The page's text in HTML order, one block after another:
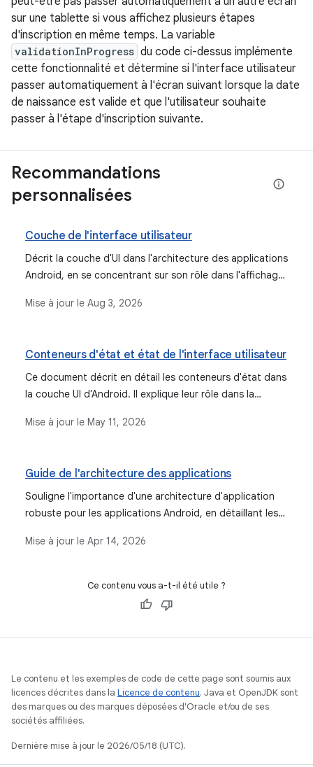
sur une tablette si vous affichez plusieurs étapes
d'inscription en même temps. La variable
validationInProgress du code ci-dessus implémente
cette fonctionnalité et détermine si l'interface utilisateur
passer automatiquement à l'écran suivant lorsque la date
de naissance est valide et que l'utilisateur souhaite
passer à l'étape d'inscription suivante.
Recommandations
personnalisées
Couche de l'interface utilisateur
Décrit la couche d'UI dans l'architecture des applications
Android, en se concentrant sur son rôle dans l'affichage
utilisateur et la transformation des données dans un
l'état.
Mise à jour le Aug 3, 2026
Conteneurs d'état et état de l'interface utilisateur
Ce document décrit en détail les conteneurs d'état dans
la couche UI d'Android. Il explique leur rôle dans la
distinction entre les conteneurs d'état de la logique
Mise à jour le May 11, 2026
Guide de l'architecture des applications
Souligne l'importance d'une architecture d'application
robuste pour les applications Android, en détaillant les
des préoccupations, le flux de données unidirectionnel
Données et Domaine facultative.
Mise à jour le Apr 14, 2026
Ce contenu vous a-t-il été utile ?
Le contenu et les exemples de code de cette page sont soumis aux
licences décrites dans la Licence de contenu. Java et OpenJDK sont
des marques ou des marques déposées d'Oracle et/ou de ses
sociétés affiliées.
Dernière mise à jour le 2026/05/18 (UTC).